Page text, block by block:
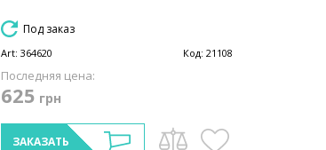
Под заказ
Art: 364620 Код: 21108
Последняя цена:
625 грн
ЗАКАЗАТЬ